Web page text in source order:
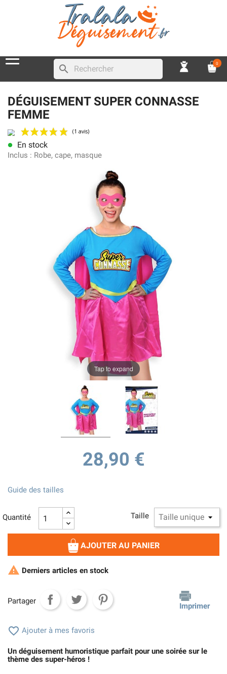
search 0
DÉGUISEMENT SUPER CONNASSE
FEMME
(1 avis)
lens En stock
Inclus : Robe, cape, masque
Tap to expand
28,90 €
Taille
Guide des tailles
Quantité
AJOUTER AU PANIER
 Derniers articles en stock
Partager
Imprimer
 Ajouter à mes favoris
Un déguisement humoristique parfait pour une soirée sur le
thème des super-héros !